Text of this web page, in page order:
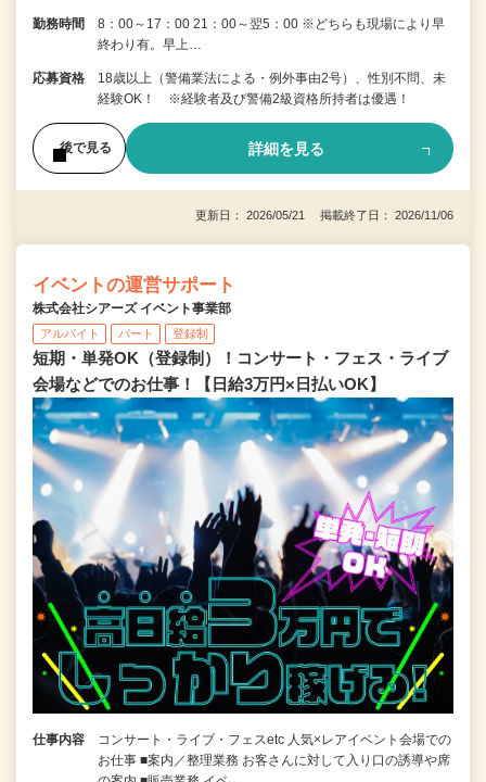
勤務時間
8：00～17：00 21：00～翌5：00 ※どちらも現場により早
終わり有。早上…
応募資格
18歳以上（警備業法による・例外事由2号）、性別不問、未
経験OK！ ※経験者及び警備2級資格所持者は優遇！
後で見る 詳細を見る
更新日： 2026/05/21 掲載終了日： 2026/11/06
イベントの運営サポート
株式会社シアーズ イベント事業部
アルバイト パート 登録制
短期・単発OK（登録制）！コンサート・フェス・ライブ
会場などでのお仕事！【日給3万円×日払いOK】
仕事内容
コンサート・ライブ・フェスetc 人気×レアイベント会場での
お仕事 ■案内／整理業務 お客さんに対して入り口の誘導や席